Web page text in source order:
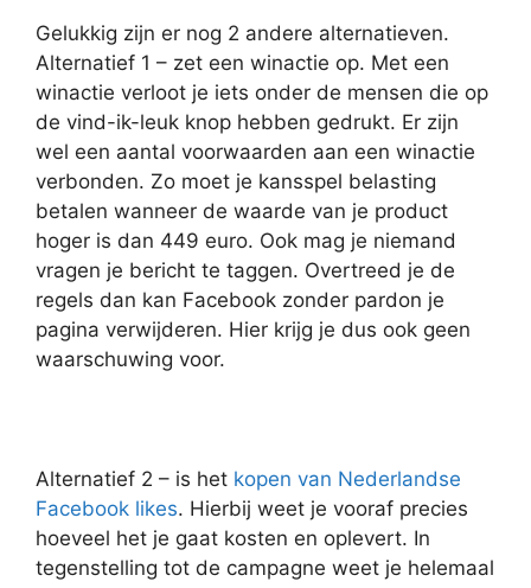
Gelukkig zijn er nog 2 andere alternatieven.
Alternatief 1 – zet een winactie op. Met een
winactie verloot je iets onder de mensen die op
de vind-ik-leuk knop hebben gedrukt. Er zijn
wel een aantal voorwaarden aan een winactie
verbonden. Zo moet je kansspel belasting
betalen wanneer de waarde van je product
hoger is dan 449 euro. Ook mag je niemand
vragen je bericht te taggen. Overtreed je de
regels dan kan Facebook zonder pardon je
pagina verwijderen. Hier krijg je dus ook geen
waarschuwing voor.
Alternatief 2 – is het kopen van Nederlandse
Facebook likes. Hierbij weet je vooraf precies
hoeveel het je gaat kosten en oplevert. In
tegenstelling tot de campagne weet je helemaal